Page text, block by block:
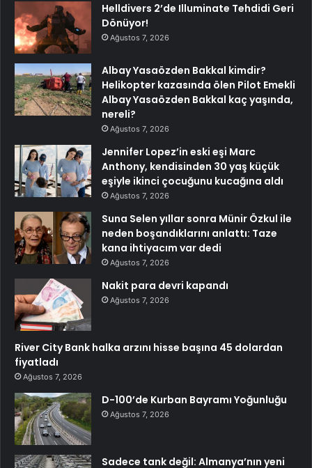
Helldivers 2’de Illuminate Tehdidi Geri
Dönüyor!
Ağustos 7, 2026
Albay Yasaözden Bakkal kimdir?
Helikopter kazasında ölen Pilot Emekli
Albay Yasaözden Bakkal kaç yaşında,
nereli?
Ağustos 7, 2026
Jennifer Lopez’in eski eşi Marc
Anthony, kendisinden 30 yaş küçük
eşiyle ikinci çocuğunu kucağına aldı
Ağustos 7, 2026
Suna Selen yıllar sonra Münir Özkul ile
neden boşandıklarını anlattı: Taze
kana ihtiyacım var dedi
Ağustos 7, 2026
Nakit para devri kapandı
Ağustos 7, 2026
River City Bank halka arzını hisse başına 45 dolardan
fiyatladı
Ağustos 7, 2026
D-100’de Kurban Bayramı Yoğunluğu
Ağustos 7, 2026
Sadece tank değil: Almanya’nın yeni